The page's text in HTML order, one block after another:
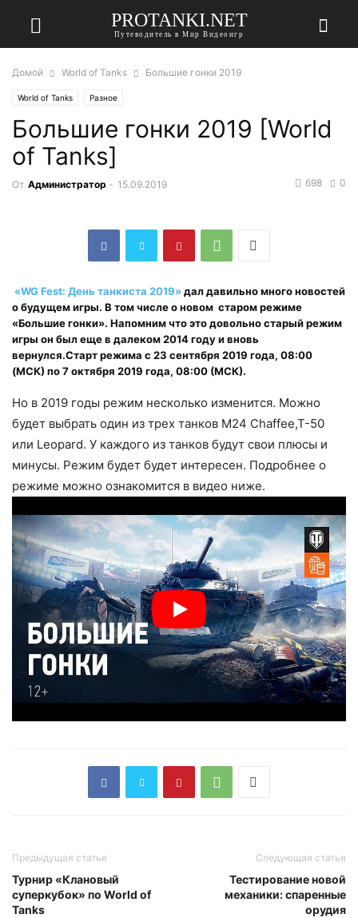
PROTANKI.NET
Путеводитель в Мир Видеоигр
Домой World of Tanks Большие гонки 2019
World of Tanks Разное
Большие гонки 2019 [World
of Tanks]
От Администратор - 15.09.2019 0
698
«WG Fest: День танкиста 2019»дал давильно много новостей
о будущем игры. В том числе о новом старом режиме
«Большие гонки». Напомним что это довольно старый режим
игры он был еще в далеком 2014 году и вновь
вернулся.Старт режима с 23 сентября 2019 года, 08:00
(МСК) по 7 октября 2019 года, 08:00 (МСК).
Но в 2019 годы режим несколько изменится. Можно
будет выбрать один из трех танков M24 Chaffee,T-50
или Leopard. У каждого из танков будут свои плюсы и
минусы. Режим будет будет интересен. Подробнее о
режиме можно ознакомится в видео ниже.
Предыдущая статья
Турнир «Клановый
суперкубок» по World of
Tanks
Следующая статья
Тестирование новой
механики: спаренные
орудия